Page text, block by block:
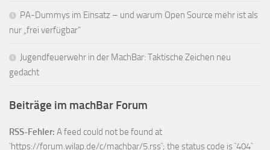
PA-Dummys im Einsatz – und warum Open Source mehr ist als
nur „frei verfügbar“
Jugendfeuerwehr in der MachBar: Taktische Zeichen neu
gedacht
Beiträge im machBar Forum
RSS-Fehler: A feed could not be found at
`https://forum.wilap.de/c/machbar/5.rss`; the status code is `404`